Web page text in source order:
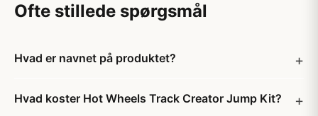
Ofte stillede spørgsmål
Hvad er navnet på produktet?
Hvad koster Hot Wheels Track Creator Jump Kit?